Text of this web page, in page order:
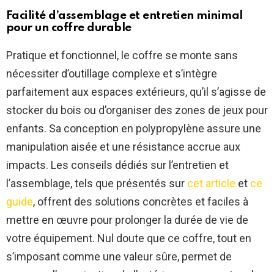
Facilité d’assemblage et entretien minimal
pour un coffre durable
Pratique et fonctionnel, le coffre se monte sans
nécessiter d’outillage complexe et s’intègre
parfaitement aux espaces extérieurs, qu’il s’agisse de
stocker du bois ou d’organiser des zones de jeux pour
enfants. Sa conception en polypropylène assure une
manipulation aisée et une résistance accrue aux
impacts. Les conseils dédiés sur l’entretien et
l’assemblage, tels que présentés sur cet article et ce
guide, offrent des solutions concrètes et faciles à
mettre en œuvre pour prolonger la durée de vie de
votre équipement. Nul doute que ce coffre, tout en
s’imposant comme une valeur sûre, permet de